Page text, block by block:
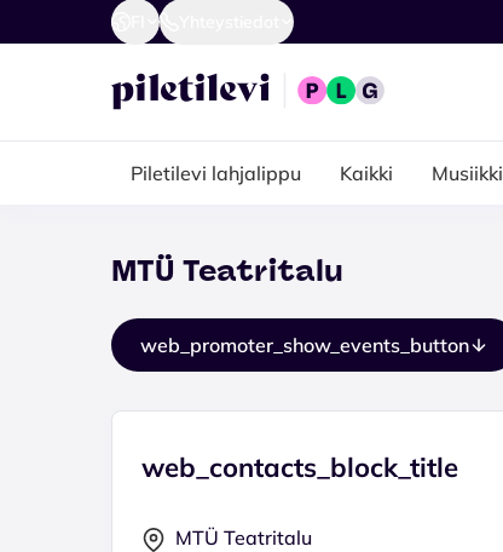
Piletilevi lahjalippu Kaikki Musiikki
MTÜ Teatritalu
web_promoter_show_events_button
web_contacts_block_title
MTÜ Teatritalu